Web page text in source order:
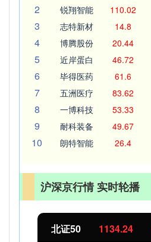
2 锐翔智能 110.02
3 志特新材 14.8
4 博腾股份 20.44
5 近岸蛋白 46.72
6 毕得医药 61.6
7 五洲医疗 83.62
8 一博科技 53.33
9 耐科装备 49.67
10 朗特智能 26.4
沪深京行情 实时轮播
北证50 1134.24